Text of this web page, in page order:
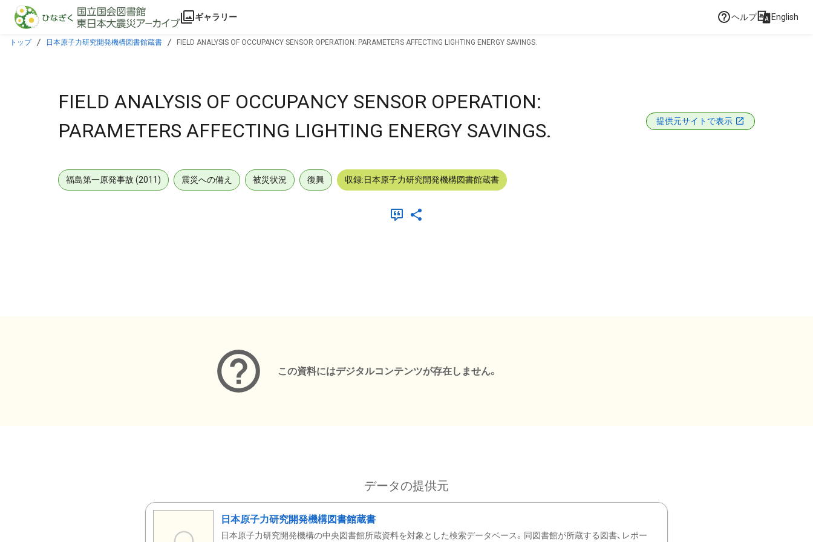
本文に飛ぶ
ギャラリー ヘルプ English
トップ 日本原子力研究開発機構図書館蔵書 FIELD ANALYSIS OF OCCUPANCY SENSOR OPERATION: PARAMETERS AFFECTING LIGHTING ENERGY SAVINGS.
FIELD ANALYSIS OF OCCUPANCY SENSOR OPERATION:
PARAMETERS AFFECTING LIGHTING ENERGY SAVINGS.
提供元サイトで表示
福島第一原発事故 (2011) 震災への備え 被災状況 復興 収録:日本原子力研究開発機構図書館蔵書
この資料にはデジタルコンテンツが存在しません。
データの提供元
日本原子力研究開発機構図書館蔵書
日本原子力研究開発機構の中央図書館所蔵資料を対象とした検索データベース。同図書館が所蔵する図書、レポー